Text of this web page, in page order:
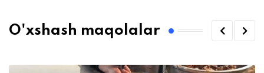
O'xshash maqolalar